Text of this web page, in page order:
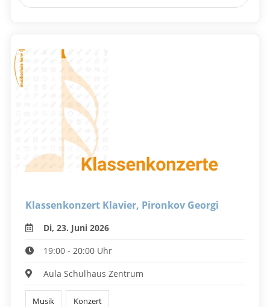
Klassenkonzert Klavier, Pironkov Georgi
Di, 23. Juni 2026
19:00 - 20:00 Uhr
Aula Schulhaus Zentrum
Musik Konzert